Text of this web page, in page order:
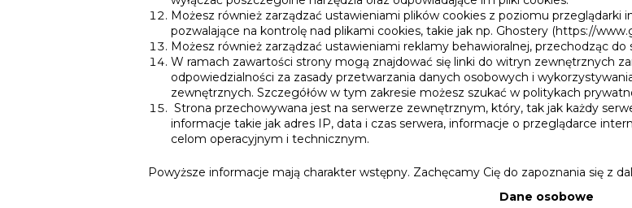
Możesz również zarządzać ustawieniami plików cookies z poziomu przeglądarki
pozwalające na kontrolę nad plikami cookies, takie jak np. Ghostery (https://
Możesz również zarządzać ustawieniami reklamy behawioralnej, przechodząc
W ramach zawartości strony mogą znajdować się linki do witryn zewnętrznych
odpowiedzialności za zasady przetwarzania danych osobowych i
zewnętrznych. Szczegółów w tym zakresie możesz szukać w politykach
Strona przechowywana jest na serwerze zewnętrznym, który, tak jak każdy
informacje takie jak adres IP, data i czas serwera, informacje o przeglądarce
celom operacyjnym i technicznym.
Powyższe informacje mają charakter wstępny. Zachęcamy Cię do zapoznania się z
Dane osobowe